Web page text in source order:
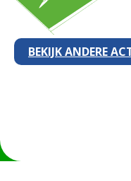
BEKIJK ANDERE